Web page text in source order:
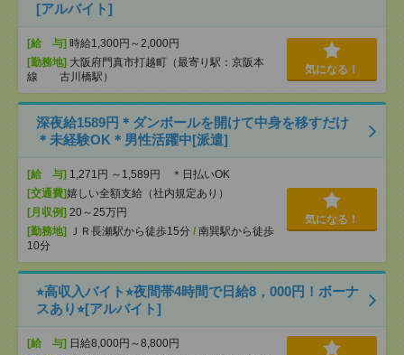
[アルバイト]
[給 与] 時給1,300円～2,000円
[勤務地] 大阪府門真市打越町（最寄り駅：京阪本
線 古川橋駅）
気になる！
深夜給1589円＊ダンボールを開けて中身を移すだけ
＊未経験OK＊男性活躍中[派遣]
[給 与] 1,271円 ～1,589円 ＊日払いOK
[交通費]嬉しい全額支給（社内規定あり）
[月収例] 20～25万円
[勤務地]
ＪＲ長瀬駅から徒歩15分 / 南巽駅から徒歩
10分
気になる！
⭐︎高収入バイト⭐︎夜間帯4時間で日給8，000円！ボーナ
スあり⭐︎[アルバイト]
[給 与] 日給8,000円～8,800円